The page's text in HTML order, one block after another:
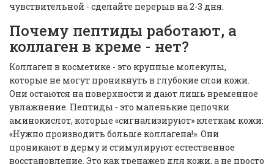
чувствительной - сделайте перерыв на 2-3 дня.
Почему пептиды работают, а
коллаген в креме - нет?
Коллаген в косметике - это крупные молекулы,
которые не могут проникнуть в глубокие слои кожи.
Они остаются на поверхности и дают лишь временное
увлажнение. Пептиды - это маленькие цепочки
аминокислот, которые «сигнализируют» клеткам кожи:
«Нужно производить больше коллагена!». Они
проникают в дерму и стимулируют естественное
восстановление. Это как тренажер для кожи, а не просто